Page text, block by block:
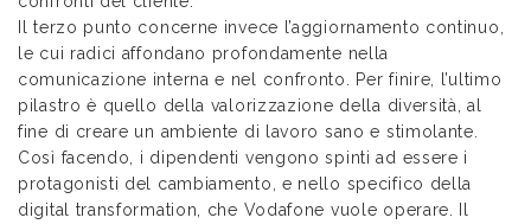
Il terzo punto concerne invece l’aggiornamento continuo,
le cui radici affondano profondamente nella
comunicazione interna e nel confronto. Per finire, l’ultimo
pilastro è quello della valorizzazione della diversità, al
fine di creare un ambiente di lavoro sano e stimolante.
Così facendo, i dipendenti vengono spinti ad essere i
protagonisti del cambiamento, e nello specifico della
digital transformation, che Vodafone vuole operare. Il